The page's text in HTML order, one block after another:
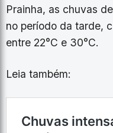
Prainha, as chuvas
no período da tarde,
entre 22°C e 30°C.
Leia também: